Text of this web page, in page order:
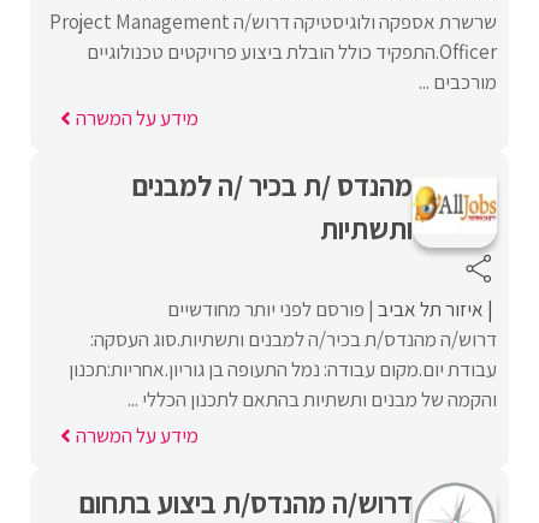
שרשרת אספקה ולוגיסטיקה דרוש/ה Project Management
Officer.התפקיד כולל הובלת ביצוע פרויקטים טכנולוגיים
מורכבים ...
מידע על המשרה
מהנדס /ת בכיר /ה למבנים
ותשתיות
איזור תל אביב פורסם לפני יותר מחודשיים
דרוש/ה מהנדס/ת בכיר/ה למבנים ותשתיות.סוג העסקה:
עבודת יום.מקום עבודה: נמל התעופה בן גוריון.אחריות:תכנון
והקמה של מבנים ותשתיות בהתאם לתכנון הכללי ...
מידע על המשרה
דרוש/ה מהנדס/ת ביצוע בתחום